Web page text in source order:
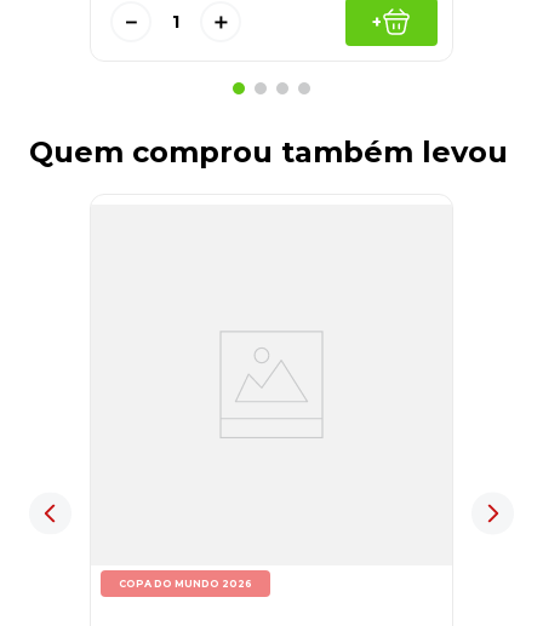
＋
－ +
Quem comprou também levou
COPA DO MUNDO 2026